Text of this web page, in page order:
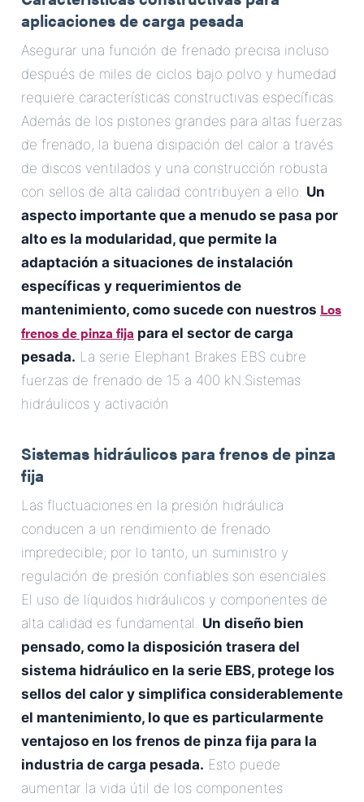
aplicaciones de carga pesada
Asegurar una función de frenado precisa incluso
después de miles de ciclos bajo polvo y humedad
requiere características constructivas específicas.
Además de los pistones grandes para altas fuerzas
de frenado, la buena disipación del calor a través
de discos ventilados y una construcción robusta
con sellos de alta calidad contribuyen a ello. Un
aspecto importante que a menudo se pasa por
alto es la modularidad, que permite la
adaptación a situaciones de instalación
específicas y requerimientos de
mantenimiento, como sucede con nuestros Los
frenos de pinza fija para el sector de carga
pesada. La serie Elephant Brakes EBS cubre
fuerzas de frenado de 15 a 400 kN.Sistemas
hidráulicos y activación
Sistemas hidráulicos para frenos de pinza
fija
Las fluctuaciones en la presión hidráulica
conducen a un rendimiento de frenado
impredecible; por lo tanto, un suministro y
regulación de presión confiables son esenciales.
El uso de líquidos hidráulicos y componentes de
alta calidad es fundamental. Un diseño bien
pensado, como la disposición trasera del
sistema hidráulico en la serie EBS, protege los
sellos del calor y simplifica considerablemente
el mantenimiento, lo que es particularmente
ventajoso en los frenos de pinza fija para la
industria de carga pesada. Esto puede
aumentar la vida útil de los componentes